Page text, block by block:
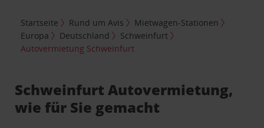
Startseite Rund um Avis
Mietwagen-Stationen
Europa
Deutschland
Schweinfurt
Autovermietung Schweinfurt
Schweinfurt Autovermietung,
wie für Sie gemacht